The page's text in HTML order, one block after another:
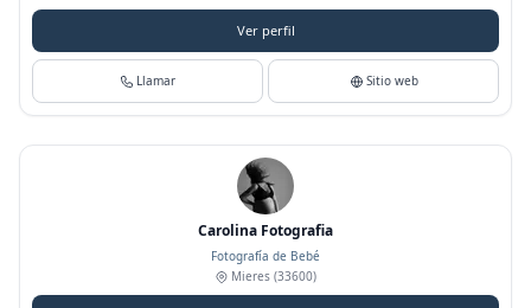
Ver perfil
Llamar Sitio web
Carolina Fotografia
Fotografía de Bebé
Mieres (33600)